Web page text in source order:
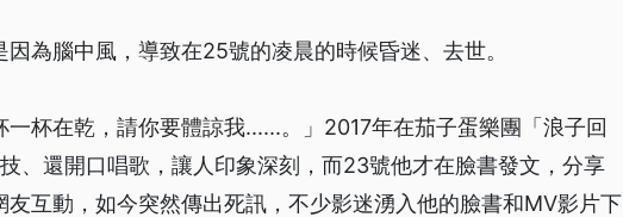
為腦中風，導致在25號的凌晨的時候昏迷、去世。
一杯在乾，請你要體諒我......。」2017年在茄子蛋樂團「浪子回
、還開口唱歌，讓人印象深刻，而23號他才在臉書發文，分享
友互動，如今突然傳出死訊，不少影迷湧入他的臉書和MV影片下